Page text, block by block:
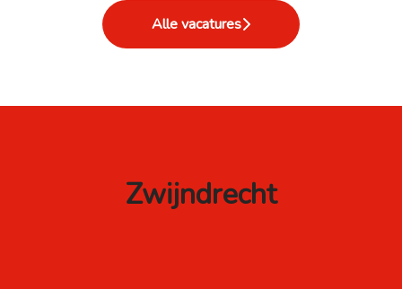
Alle vacatures
Zwijndrecht